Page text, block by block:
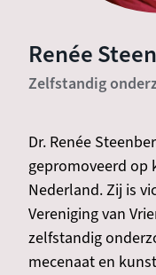
Renée
Zelfstandig
Dr. Renée
gepromoveerd op
Nederland. Zij is
Vereniging van
zelfstandig
mecenaat en